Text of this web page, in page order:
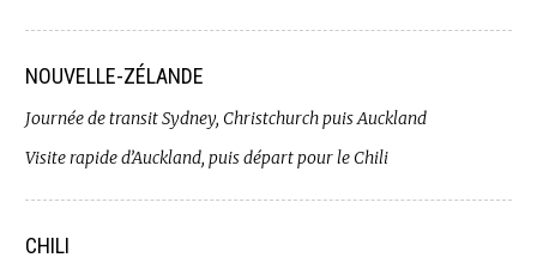
NOUVELLE-ZÉLANDE
Journée de transit Sydney, Christchurch puis Auckland
Visite rapide d’Auckland, puis départ pour le Chili
CHILI